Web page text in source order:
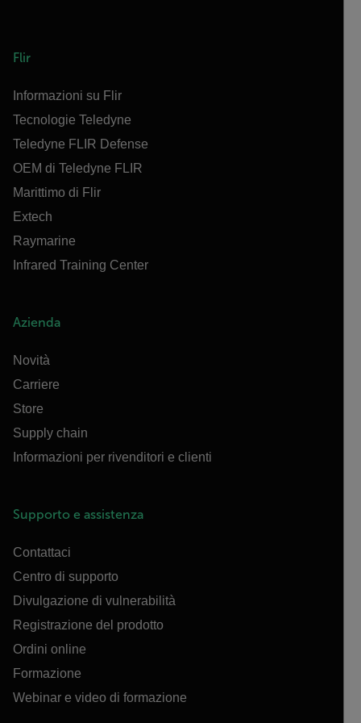
Flir
Informazioni su Flir
Tecnologie Teledyne
Teledyne FLIR Defense
OEM di Teledyne FLIR
Marittimo di Flir
Extech
Raymarine
Infrared Training Center
Azienda
Novità
Carriere
Store
Supply chain
Informazioni per rivenditori e clienti
Supporto e assistenza
Contattaci
Centro di supporto
Divulgazione di vulnerabilità
Registrazione del prodotto
Ordini online
Formazione
Webinar e video di formazione